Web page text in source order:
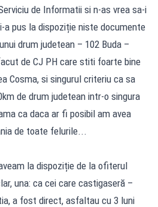
de Informatii si n-as vrea sa-i
a pus la dispoziție niste documente
drum judetean – 102 Buda –
de CJ PH care stiti foarte bine
Cosma, si singurul criteriu ca sa
de drum judetean intr-o singura
ca daca ar fi posibil am avea
de toate felurile...
la dispoziție de la ofiterul
una: ca cei care castigaseră –
a fost direct, asfaltau cu 3 luni